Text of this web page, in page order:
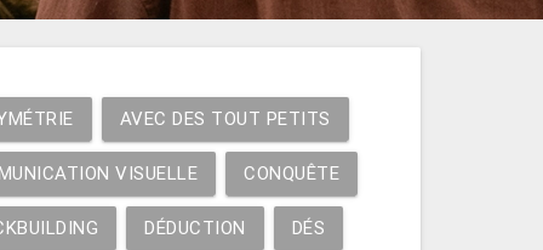
AVEC DES TOUT PETITS
VISUELLE CONQUÊTE
DÉDUCTION DÉS